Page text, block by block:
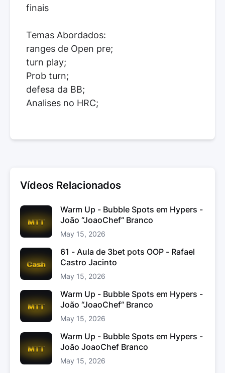
finais
Temas Abordados:
ranges de Open pre;
turn play;
Prob turn;
defesa da BB;
Analises no HRC;
Vídeos Relacionados
Warm Up - Bubble Spots em Hypers -
João “JoaoChef“ Branco
May 15, 2026
61 - Aula de 3bet pots OOP - Rafael
Castro Jacinto
May 15, 2026
Warm Up - Bubble Spots em Hypers -
João “JoaoChef“ Branco
May 15, 2026
Warm Up - Bubble Spots em Hypers -
João JoaoChef Branco
May 15, 2026